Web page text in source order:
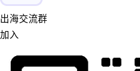
出海交流群
加入